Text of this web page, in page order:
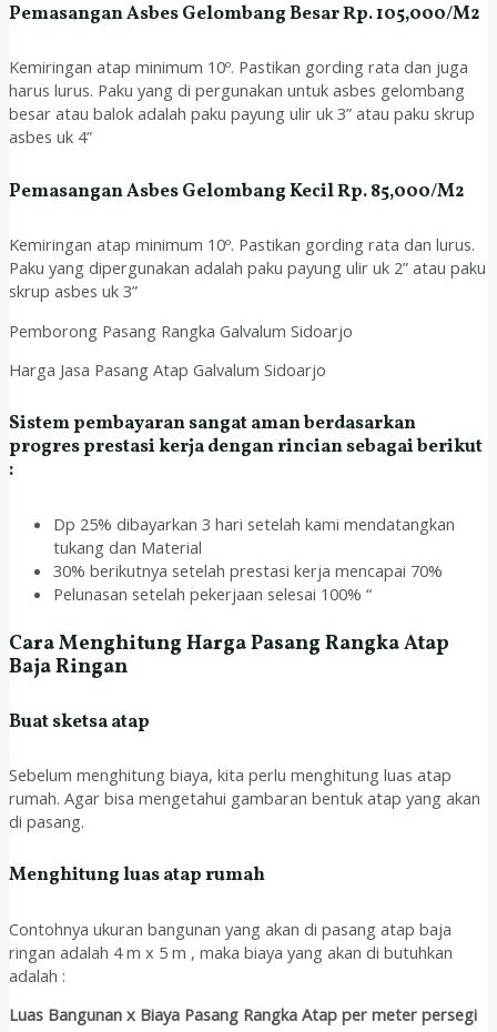
Pemasangan Asbes Gelombang Besar Rp. 105,000/M2
Kemiringan atap minimum 10º. Pastikan gording rata dan juga
harus lurus. Paku yang di pergunakan untuk asbes gelombang
besar atau balok adalah paku payung ulir uk 3” atau paku skrup
asbes uk 4”
Pemasangan Asbes Gelombang Kecil Rp. 85,000/M2
Kemiringan atap minimum 10º. Pastikan gording rata dan lurus.
Paku yang dipergunakan adalah paku payung ulir uk 2” atau paku
skrup asbes uk 3”
Pemborong Pasang Rangka Galvalum Sidoarjo
Harga Jasa Pasang Atap Galvalum Sidoarjo
Sistem pembayaran sangat aman berdasarkan
progres prestasi kerja dengan rincian sebagai berikut
:
Dp 25% dibayarkan 3 hari setelah kami mendatangkan
tukang dan Material
30% berikutnya setelah prestasi kerja mencapai 70%
Pelunasan setelah pekerjaan selesai 100% “
Cara Menghitung Harga Pasang Rangka Atap
Baja Ringan
Buat sketsa atap
Sebelum menghitung biaya, kita perlu menghitung luas atap
rumah. Agar bisa mengetahui gambaran bentuk atap yang akan
di pasang.
Menghitung luas atap rumah
Contohnya ukuran bangunan yang akan di pasang atap baja
ringan adalah 4 m x 5 m , maka biaya yang akan di butuhkan
adalah :
Luas Bangunan x Biaya Pasang Rangka Atap per meter persegi